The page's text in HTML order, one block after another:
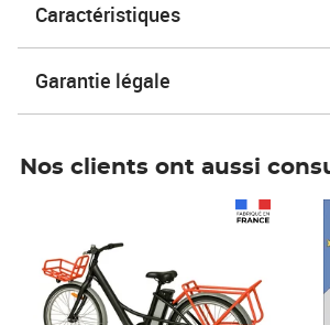
Caractéristiques
Garantie légale
Nos clients ont aussi
Prix